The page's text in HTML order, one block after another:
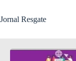
Jornal Resgate